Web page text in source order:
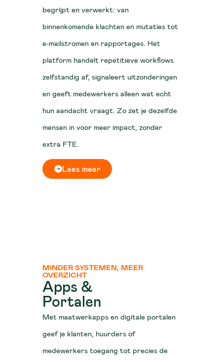
begrijpt en verwerkt: van
binnenkomende klachten en mutaties tot
e-mailstromen en rapportages. Het
platform handelt repetitieve workflows
zelfstandig af, signaleert uitzonderingen
en geeft medewerkers alleen wat echt
hun aandacht vraagt. Zo zet je dezelfde
mensen in voor meer impact, zonder
extra FTE.
Lees meer
MINDER SYSTEMEN, MEER
OVERZICHT
Apps &
Portalen
Met maatwerkapps en digitale portalen
geef je klanten, huurders of
medewerkers toegang tot precies de